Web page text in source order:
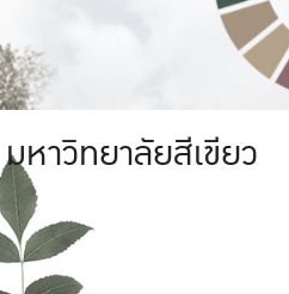
มหาวิทยาลัยสีเขียว